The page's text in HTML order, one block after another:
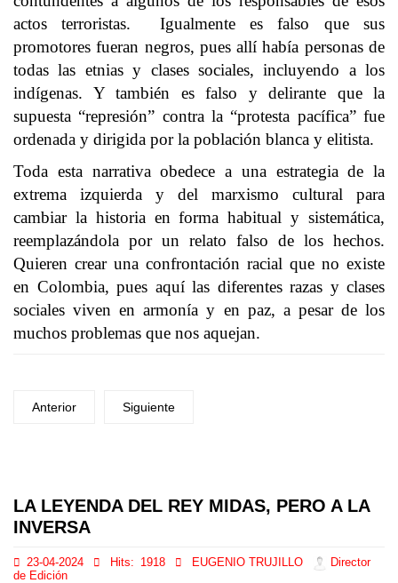
actos terroristas. Igualmente es falso que sus
promotores fueran negros, pues allí había personas de
todas las etnias y clases sociales, incluyendo a los
indígenas. Y también es falso y delirante que la
supuesta “represión” contra la “protesta pacífica” fue
ordenada y dirigida por la población blanca y elitista.
Toda esta narrativa obedece a una estrategia de la
extrema izquierda y del marxismo cultural para
cambiar la historia en forma habitual y sistemática,
reemplazándola por un relato falso de los hechos.
Quieren crear una confrontación racial que no existe
en Colombia, pues aquí las diferentes razas y clases
sociales viven en armonía y en paz, a pesar de los
muchos problemas que nos aquejan.
Anterior Siguiente
LA LEYENDA DEL REY MIDAS, PERO A LA
INVERSA
23-04-2024 Hits: 1918 EUGENIO TRUJILLO
Director
de Edición